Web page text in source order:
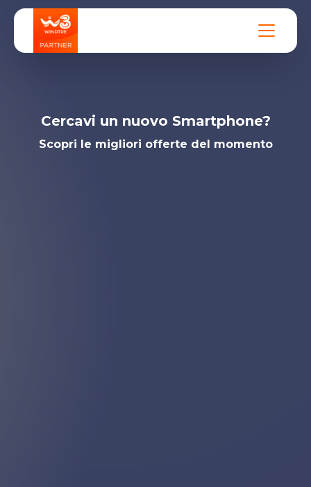
Cercavi un nuovo Smartphone?
Scopri le migliori offerte del momento